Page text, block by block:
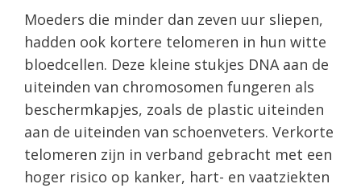
Moeders die minder dan zeven uur sliepen,
hadden ook kortere telomeren in hun witte
bloedcellen. Deze kleine stukjes DNA aan de
uiteinden van chromosomen fungeren als
beschermkapjes, zoals de plastic uiteinden
aan de uiteinden van schoenveters. Verkorte
telomeren zijn in verband gebracht met een
hoger risico op kanker, hart- en vaatziekten